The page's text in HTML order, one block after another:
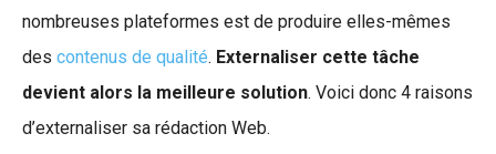
nombreuses plateformes est de produire elles-mêmes
des contenus de qualité. Externaliser cette tâche
devient alors la meilleure solution. Voici donc 4 raisons
d’externaliser sa rédaction Web.